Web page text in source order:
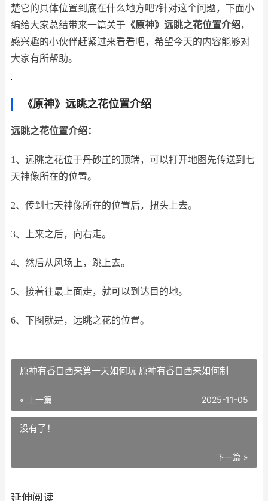
楚它的具体位置到底在什么地方吧?针对这个问题，下面小
编给大家总结带来一篇关于 《原神》远眺之花位置介绍，
感兴趣的小伙伴赶紧过来看看吧，希望今天的内容能够对
大家有所帮助。
《原神》远眺之花位置介绍
远眺之花位置介绍：
1、远眺之花位于丹砂崖的顶端，可以打开地图先传送到七
天神像所在的位置。
2、传到七天神像所在的位置后，扭头上去。
3、上来之后，向右走。
4、然后从风场上，跳上去。
5、接着往最上面走，就可以到达目的地。
6、下图就是，远眺之花的位置。
原神有香自西来第一天如何玩 原神有香自西来如何制
« 上一篇 2025-11-05
没有了！
下一篇 »
延伸阅读